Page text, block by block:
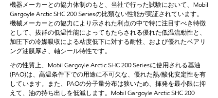
機器メーカーとの協力体制のもと、当社で行った試験において、 Mobil
Gargoyle Arctic SHC 200 Seriesの比類ない性能が実証されています。
機械メーカーとの協力により示された利点の中で特に注目すべき特徴
として、抜群の低温性能によってもたらされる優れた低温流動性と、
加圧下の冷媒吸収による粘度低下に対する耐性、および優れたベアリ
ング油膜厚さ、軸シール特性です。
その性質上、 Mobil Gargoyle Arctic SHC 200 Seriesに使用される基油
(PAO)は、高温条件下での用途に不可欠な、優れた熱/酸化安定性を有
しています。また、PAOの分子量分布は狭いため、揮発を最小限に抑
えて、油の持ち出しを低減します。Mobil Gargoyle Arctic SHC 200